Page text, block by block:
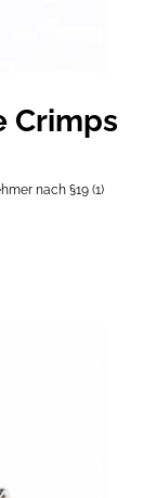
Crimps
nach §19 (1)